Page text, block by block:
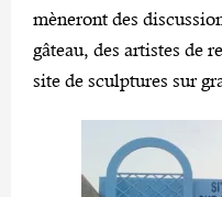
mèneront des
gâteau, des artistes de
site de sculptures sur